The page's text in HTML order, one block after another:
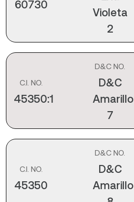
60730
Violeta
2
C.I. NO.
45350:1
D&C NO.
D&C
Amarillo
7
C.I. NO.
45350
D&C NO.
D&C
Amarillo